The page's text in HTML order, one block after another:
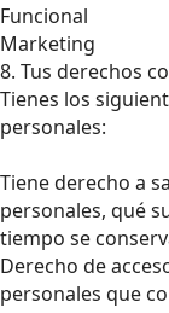
Funcional
Marketing
8. Tus derechos
Tienes los
personales:
Tiene derecho a
personales, qué
tiempo se
Derecho de
personales que